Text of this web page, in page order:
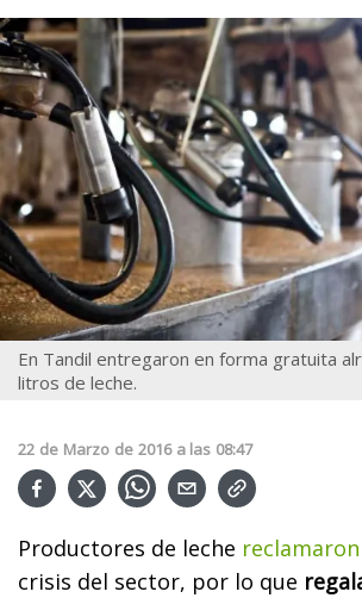
En Tandil entregaron en forma gratuita
litros de leche.
22 de Marzo de 2016 a las 08:47
Productores de leche
crisis del sector, por lo que